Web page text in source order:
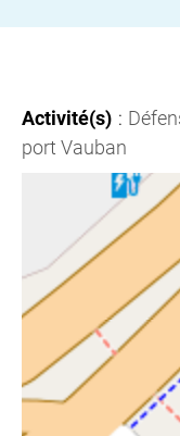
Activité(s) :
port Vauban